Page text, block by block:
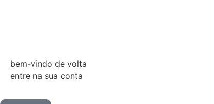
bem-vindo de volta
entre na sua conta